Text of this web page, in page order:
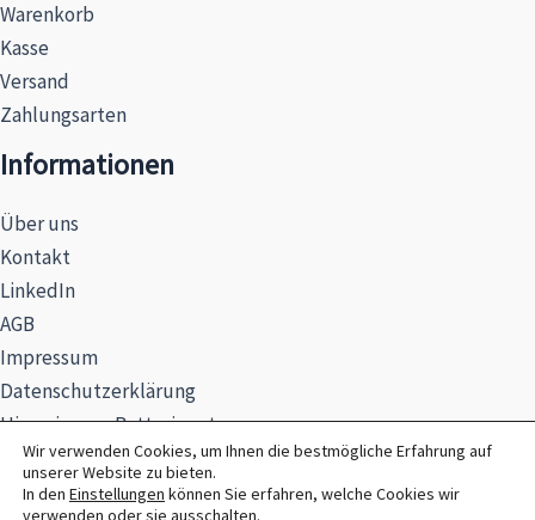
Warenkorb
Kasse
Versand
Zahlungsarten
Informationen
Über uns
Kontakt
LinkedIn
AGB
Impressum
Datenschutzerklärung
Hinweise zur Batterieentsorgung
Wir verwenden Cookies, um Ihnen die bestmögliche Erfahrung auf
unserer Website zu bieten.
In den Einstellungen können Sie erfahren, welche Cookies wir
verwenden oder sie ausschalten.